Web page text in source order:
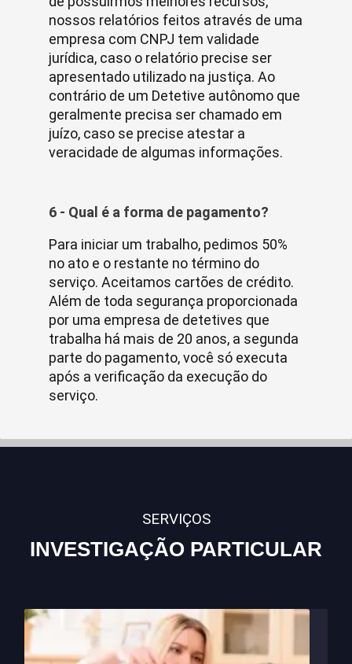
nossos relatórios feitos através de uma
empresa com CNPJ tem validade
jurídica, caso o relatório precise ser
apresentado utilizado na justiça. Ao
contrário de um Detetive autônomo que
geralmente precisa ser chamado em
juízo, caso se precise atestar a
veracidade de algumas informações.
6 - Qual é a forma de pagamento?
Para iniciar um trabalho, pedimos 50%
no ato e o restante no término do
serviço. Aceitamos cartões de crédito.
Além de toda segurança proporcionada
por uma empresa de detetives que
trabalha há mais de 20 anos, a segunda
parte do pagamento, você só executa
após a verificação da execução do
serviço.
SERVIÇOS
INVESTIGAÇÃO PARTICULAR